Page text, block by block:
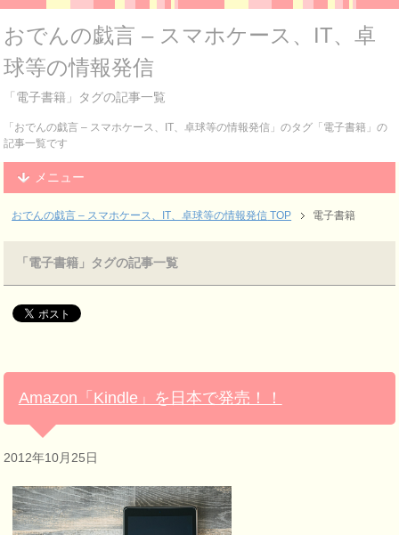
おでんの戯言 – スマホケース、IT、卓
球等の情報発信
「電子書籍」タグの記事一覧
「おでんの戯言 – スマホケース、IT、卓球等の情報発信」のタグ「電子書籍」の
記事一覧です
メニュー
おでんの戯言 – スマホケース、IT、卓球等の情報発信 TOP 電子書籍
「電子書籍」タグの記事一覧
Amazon「Kindle」を日本で発売！！
2012年10月25日